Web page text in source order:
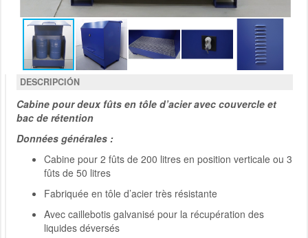
DESCRIPCIÓN
Cabine pour deux fûts en tôle d’acier avec couvercle et
bac de rétention
Données générales :
Cabine pour 2 fûts de 200 litres en position verticale ou 3
fûts de 50 litres
Fabriquée en tôle d’acier très résistante
Avec caillebotis galvanisé pour la récupération des
liquides déversés